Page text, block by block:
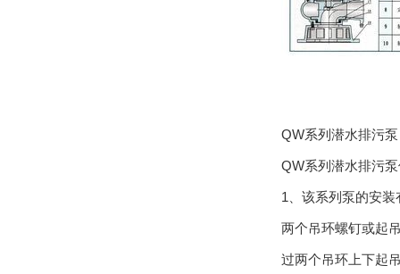
QW系列潜水排污泵
QW系列潜水排污
1、该系列泵的安
两个吊环螺钉或起
过两个吊环上下起